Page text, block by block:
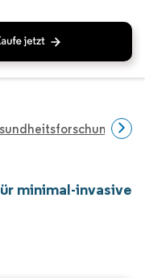
minimal-invasive